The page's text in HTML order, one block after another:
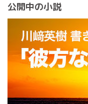
公開中の小説